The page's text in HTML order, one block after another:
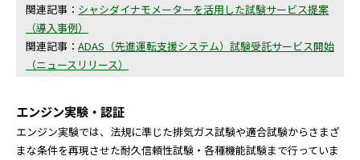
関連記事： シャシダイナモメーターを活用した試験サービス提案
（導入事例）
関連記事： ADAS（先進運転支援システム）試験受託サービス開始
（ニュースリリース）
エンジン実験・認証
エンジン実験では、法規に準じた排気ガス試験や適合試験からさまざ
まな条件を再現させた耐久信頼性試験・各種機能試験まで行っていま